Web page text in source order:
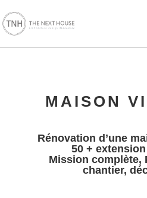
MAISON
Rénovation d’une
50 +
Mission complète,
chantier,